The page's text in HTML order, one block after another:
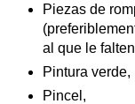
Piezas de
al que le
Pintura verde,
Pincel,